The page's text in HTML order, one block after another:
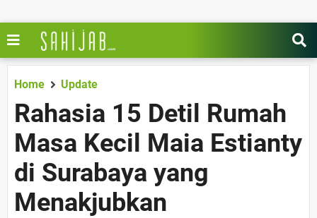
Home Update
Rahasia 15 Detil Rumah
Masa Kecil Maia Estianty
di Surabaya yang
Menakjubkan